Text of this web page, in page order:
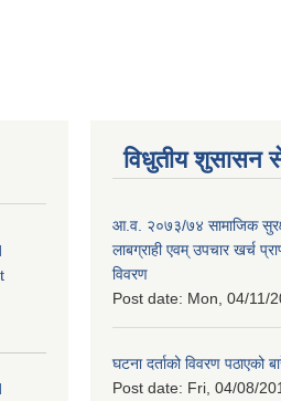
विधुतीय शुसासन
आ.व. २०७३/७४ सामाजिक
लाबग्राही एवम् उपचार खर्च
विवरण
Post date: Mon, 04/11/
घटना दर्ताको विवरण पठाएको
Post date: Fri, 04/08/